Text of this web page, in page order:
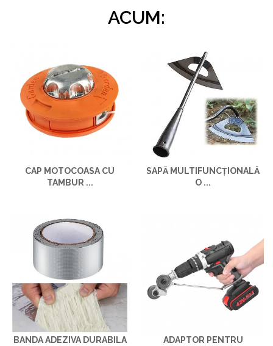
ACUM:
CAP MOTOCOASA CU
TAMBUR ...
SAPĂ MULTIFUNCȚIONALĂ
O ...
BANDA ADEZIVA DURABILA
ADAPTOR PENTRU